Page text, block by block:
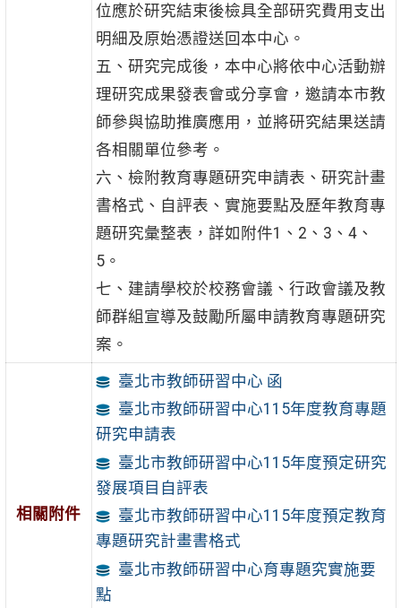
位應於研究結束後檢具全部研究費用支出
明細及原始憑證送回本中心。
五、研究完成後，本中心將依中心活動辦
理研究成果發表會或分享會，邀請本市教
師參與協助推廣應用，並將研究結果送請
各相關單位參考。
六、檢附教育專題研究申請表、研究計畫
書格式、自評表、實施要點及歷年教育專
題研究彙整表，詳如附件1、2、3、4、
5。
七、建請學校於校務會議、行政會議及教
師群組宣導及鼓勵所屬申請教育專題研究
案。
相關附件
臺北市教師研習中心 函
臺北市教師研習中心115年度教育專題
研究申請表
臺北市教師研習中心115年度預定研究
發展項目自評表
臺北市教師研習中心115年度預定教育
專題研究計畫書格式
臺北市教師研習中心育專題究實施要
點